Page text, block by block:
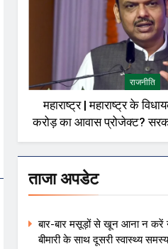
राजनीति
महाराष्ट्र | महाराष्ट्र के
करोड़ का आवास प्रोजेक्ट?
ताजा अपडेट
बार-बार मसूड़ों से खून आना न करें
बीमारी के साथ दूसरी स्वास्थ्य